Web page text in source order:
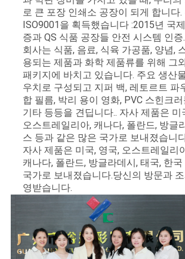
로 큰 포장 인쇄소 공장이 되게 합니다
ISO9001을 획득했습니다 :2015년 국
증과 QS 식품 공장들 안전 시스템 인증.
회사는 식품, 음료, 식육 가공품, 양념,
용되는 제품과 화학 제품류를 위해 그
패키지에 바치고 있습니다. 주요 생산
우치로 구성되고 지퍼 백, 레토르트 파
합 필름, 박리 용이 영화, PVC 스힌크
기타 등등을 견딥니다.. 자사 제품은 미
오스트레일리아, 캐나다, 폴란드, 방글
스 등과 같은 많은 국가로 보내졌습니
자사 제품은 미국, 영국, 오스트레일리
캐나다, 폴란드, 방글라데시, 태국, 한
국가로 보내졌습니다.당신의 방문과
영받습니다.